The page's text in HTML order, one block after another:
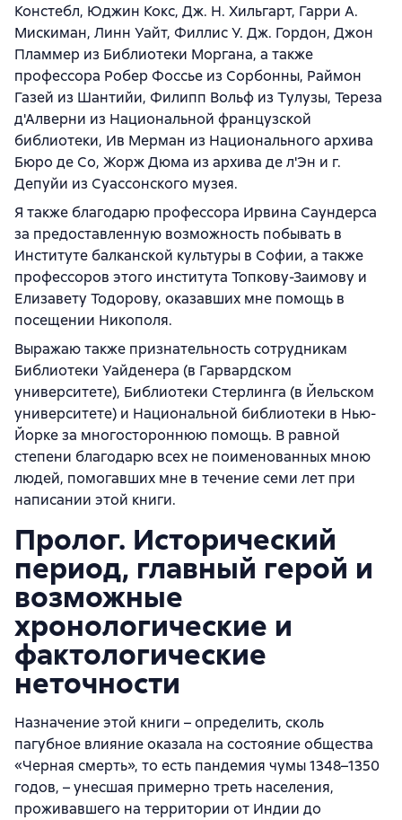
Констебл, Юджин Кокс, Дж. Н. Хильгарт, Гарри А.
Мискиман, Линн Уайт, Филлис У. Дж. Гордон, Джон
Пламмер из Библиотеки Моргана, а также
профессора Робер Фоссье из Сорбонны, Раймон
Газей из Шантийи, Филипп Вольф из Тулузы, Тереза
д'Алверни из Национальной французской
библиотеки, Ив Мерман из Национального архива
Бюро де Со, Жорж Дюма из архива де л'Эн и г.
Депуйи из Суассонского музея.
Я также благодарю профессора Ирвина Саундерса
за предоставленную возможность побывать в
Институте балканской культуры в Софии, а также
профессоров этого института Топкову-Заимову и
Елизавету Тодорову, оказавших мне помощь в
посещении Никополя.
Выражаю также признательность сотрудникам
Библиотеки Уайденера (в Гарвардском
университете), Библиотеки Стерлинга (в Йельском
университете) и Национальной библиотеки в Нью-
Йорке за многостороннюю помощь. В равной
степени благодарю всех не поименованных мною
людей, помогавших мне в течение семи лет при
написании этой книги.
Пролог. Исторический
период, главный герой и
возможные
хронологические и
фактологические
неточности
Назначение этой книги – определить, сколь
пагубное влияние оказала на состояние общества
«Черная смерть», то есть пандемия чумы 1348–1350
годов, – унесшая примерно треть населения,
проживавшего на территории от Индии до